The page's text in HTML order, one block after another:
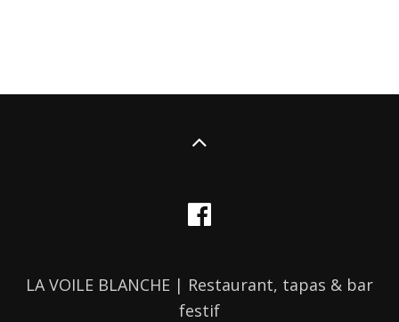
LA VOILE BLANCHE | Restaurant, tapas & bar
festif